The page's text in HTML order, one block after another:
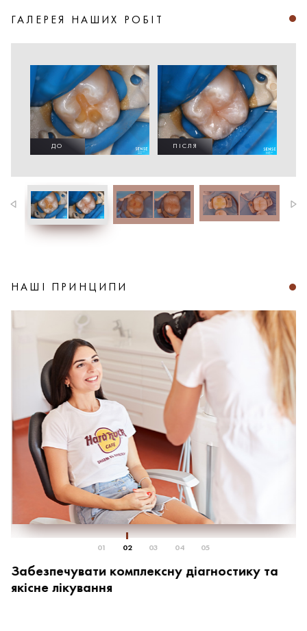
ГАЛЕРЕЯ НАШИХ РОБІТ
ДО ПІСЛЯ
НАШІ ПРИНЦИПИ
01 02 03 04 05
Забезпечувати комплексну діагностику та
якісне лікування